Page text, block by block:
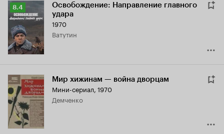
Рейтинг
Кинопоиска
8.4
8.4
Освобождение: Направление главного
удара
1970
Ватутин
Мир хижинам — война дворцам
Мини-сериал, 1970
Демченко